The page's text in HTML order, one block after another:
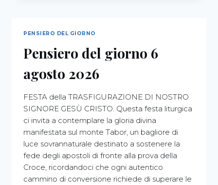
PENSIERO DEL GIORNO
Pensiero del giorno 6
agosto 2026
FESTA della TRASFIGURAZIONE DI NOSTRO
SIGNORE GESÙ CRISTO. Questa festa liturgica
ci invita a contemplare la gloria divina
manifestata sul monte Tabor, un bagliore di
luce sovrannaturale destinato a sostenere la
fede degli apostoli di fronte alla prova della
Croce, ricordandoci che ogni autentico
cammino di conversione richiede di superare le